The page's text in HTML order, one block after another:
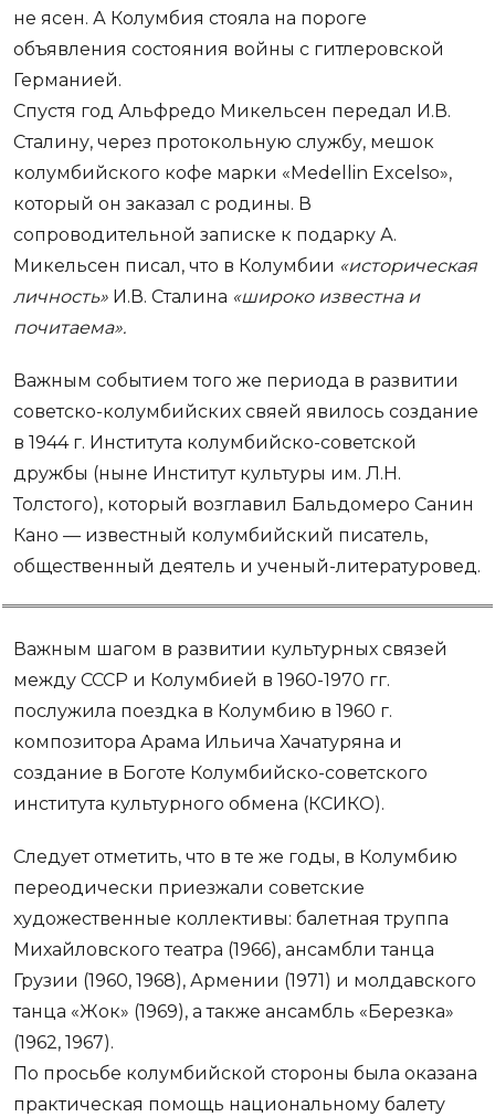
не ясен. А Колумбия стояла на пороге
объявления состояния войны с гитлеровской
Германией.
Спустя год Альфредо Микельсен передал И.В.
Сталину, через протокольную службу, мешок
колумбийского кофе марки «Medellin Excelso»,
который он заказал с родины. В
сопроводительной записке к подарку А.
Микельсен писал, что в Колумбии «историческая
личность» И.В. Сталина «широко известна и
почитаема».
Важным событием того же периода в развитии
советско-колумбийских свяей явилось создание
в 1944 г. Института колумбийско-советской
дружбы (ныне Институт культуры им. Л.Н.
Толстого), который возглавил Бальдомеро Санин
Кано — известный колумбийский писатель,
общественный деятель и ученый-литературовед.
Важным шагом в развитии культурных связей
между СССР и Колумбией в 1960-1970 гг.
послужила поездка в Колумбию в 1960 г.
композитора Арама Ильича Хачатуряна и
создание в Боготе Колумбийско-советского
института культурного обмена (КСИКО).
Следует отметить, что в те же годы, в Колумбию
переодически приезжали советские
художественные коллективы: балетная труппа
Михайловского театра (1966), ансамбли танца
Грузии (1960, 1968), Армении (1971) и молдавского
танца «Жок» (1969), а также ансамбль «Березка»
(1962, 1967).
По просьбе колумбийской стороны была оказана
практическая помощь национальному балету